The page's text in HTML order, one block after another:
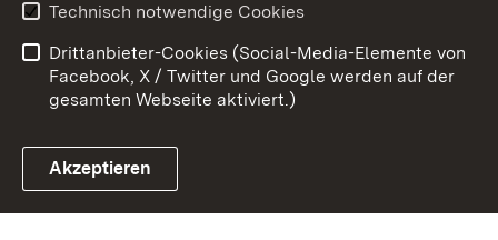
Link zum Landesportal
Barrierefreiheit
Impressum
Cookies
Technisch notwendige Cookies
Drittanbieter-Cookies (Social-Media-Elemente von
Facebook, X / Twitter und Google werden auf der
gesamten Webseite aktiviert.)
Akzeptieren